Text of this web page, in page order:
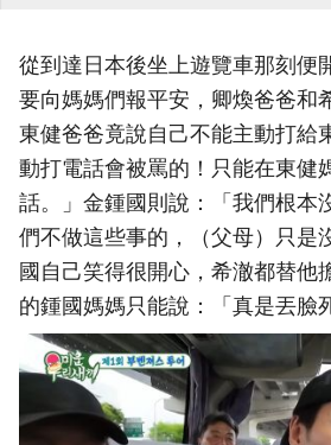
從到達日本後坐上遊覽車那刻便
要向媽媽們報平安，卿煥爸爸和
東健爸爸竟說自己不能主動打給
動打電話會被罵的！只能在東健
話。」金鍾國則說：「我們根本
們不做這些事的，（父母）只是
國自己笑得很開心，希澈都替他
的鍾國媽媽只能說：「真是丟臉